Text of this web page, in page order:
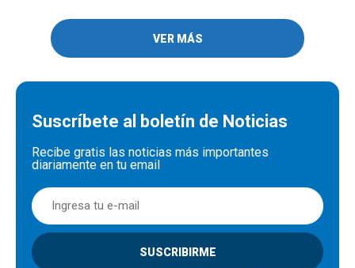
VER MÁS
Suscríbete al boletín de Noticias
Recibe gratis las noticias más importantes
diariamente en tu email
SUSCRIBIRME